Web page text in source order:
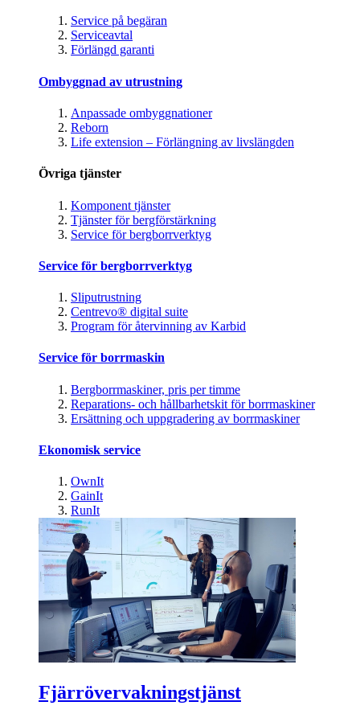
Service på begäran
Serviceavtal
Förlängd garanti
Ombyggnad av utrustning
Anpassade ombyggnationer
Reborn
Life extension – Förlängning av livslängden
Övriga tjänster
Komponent tjänster
Tjänster för bergförstärkning
Service för bergborrverktyg
Service för bergborrverktyg
Sliputrustning
Centrevo® digital suite
Program för återvinning av Karbid
Service för borrmaskin
Bergborrmaskiner, pris per timme
Reparations- och hållbarhetskit för borrmaskiner
Ersättning och uppgradering av borrmaskiner
Ekonomisk service
OwnIt
GainIt
RunIt
Fjärrövervakningstjänst